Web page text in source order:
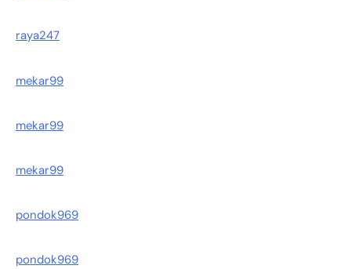
raya247
mekar99
mekar99
mekar99
pondok969
pondok969